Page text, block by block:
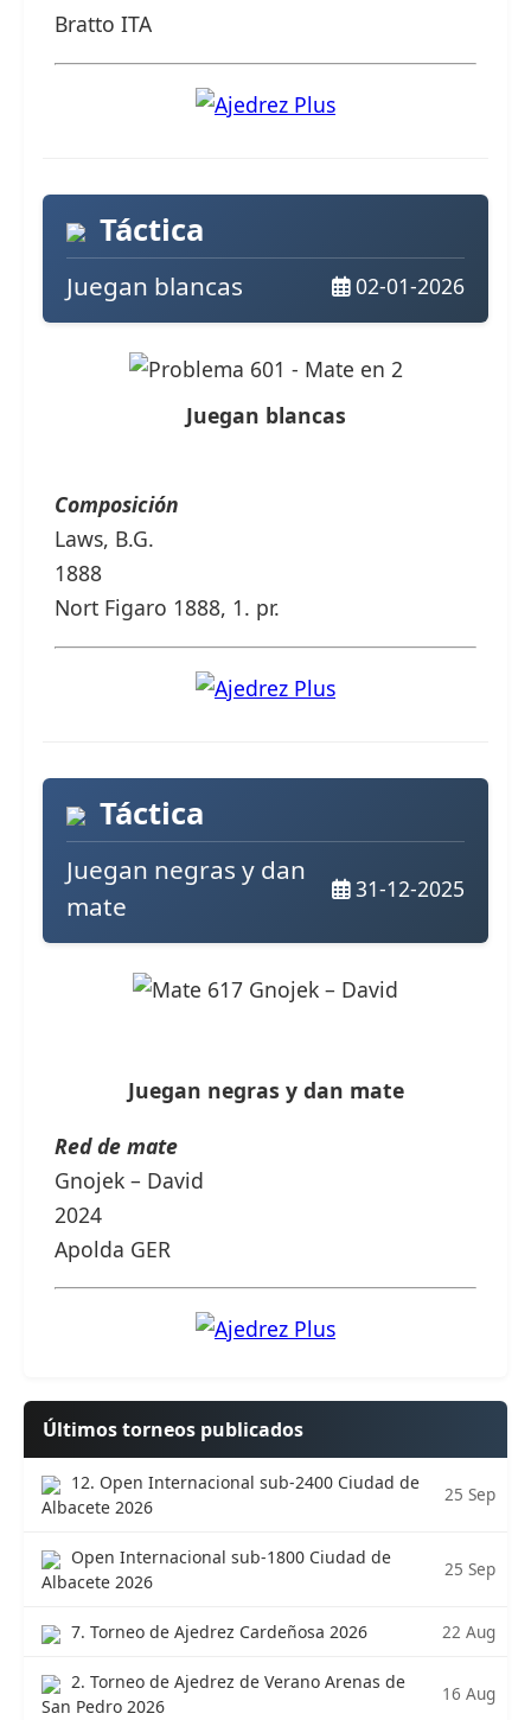
Bratto ITA
Táctica
Juegan blancas 02-01-2026
Juegan blancas
Composición
Laws, B.G.
1888
Nort Figaro 1888, 1. pr.
Táctica
Juegan negras y dan
mate
31-12-2025
Juegan negras y dan mate
Red de mate
Gnojek – David
2024
Apolda GER
Últimos torneos publicados
12. Open Internacional sub-2400 Ciudad de
Albacete 2026
25 Sep
Open Internacional sub-1800 Ciudad de
Albacete 2026
25 Sep
7. Torneo de Ajedrez Cardeñosa 2026 22 Aug
2. Torneo de Ajedrez de Verano Arenas de
San Pedro 2026
16 Aug